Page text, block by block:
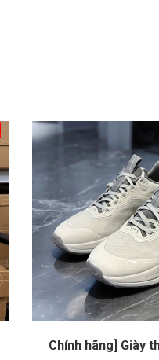
Chính hãng] Giày